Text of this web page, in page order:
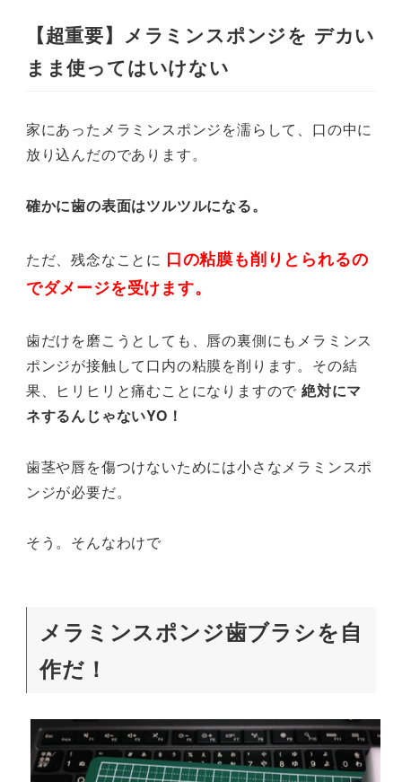
【超重要】メラミンスポンジを デカい
まま使ってはいけない
家にあったメラミンスポンジを濡らして、口の中に
放り込んだのであります。
確かに歯の表面はツルツルになる。
ただ、残念なことに 口の粘膜も削りとられるの
でダメージを受けます。
歯だけを磨こうとしても、唇の裏側にもメラミンス
ポンジが接触して口内の粘膜を削ります。その結
果、ヒリヒリと痛むことになりますので 絶対にマ
ネするんじゃないYO！
歯茎や唇を傷つけないためには小さなメラミンスポ
ンジが必要だ。
そう。そんなわけで
メラミンスポンジ歯ブラシを自
作だ！